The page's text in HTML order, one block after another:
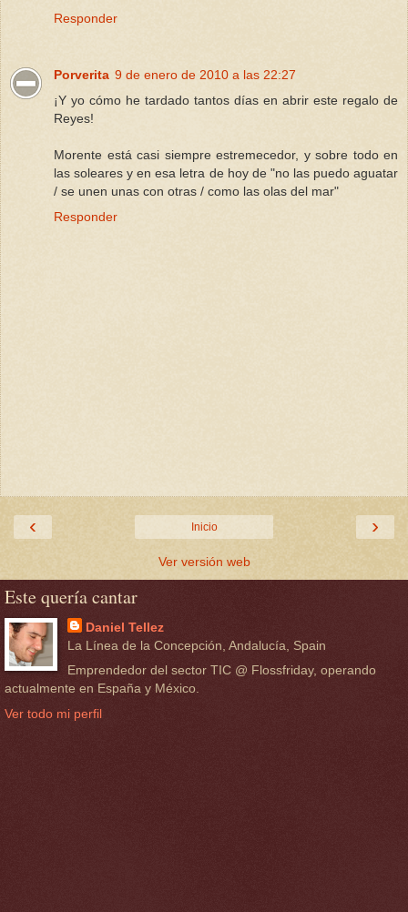
Responder
Porverita 9 de enero de 2010 a las 22:27
¡Y yo cómo he tardado tantos días en abrir este regalo de
Reyes!
Morente está casi siempre estremecedor, y sobre todo en
las soleares y en esa letra de hoy de "no las puedo aguatar
/ se unen unas con otras / como las olas del mar"
Responder
‹ ›
Inicio
Ver versión web
Este quería cantar
Daniel Tellez
La Línea de la Concepción, Andalucía, Spain
Emprendedor del sector TIC @ Flossfriday, operando
actualmente en España y México.
Ver todo mi perfil